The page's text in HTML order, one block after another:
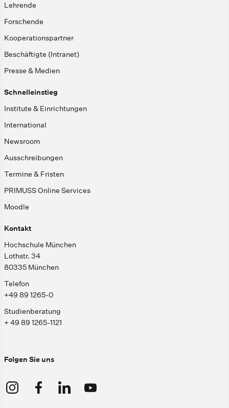
Lehrende
Forschende
Kooperationspartner
Beschäftigte (Intranet)
Presse & Medien
Schnelleinstieg
Institute & Einrichtungen
International
Newsroom
Ausschreibungen
Termine & Fristen
PRIMUSS Online Services
Moodle
Kontakt
Hochschule München
Lothstr. 34
80335 München
Telefon
+49 89 1265-0
Studienberatung
+ 49 89 1265-1121
Folgen Sie uns